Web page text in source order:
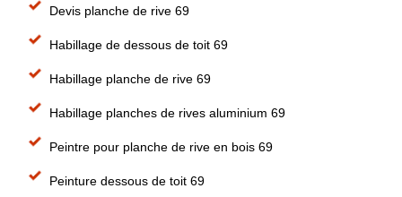
Devis planche de rive 69
Habillage de dessous de toit 69
Habillage planche de rive 69
Habillage planches de rives aluminium 69
Peintre pour planche de rive en bois 69
Peinture dessous de toit 69